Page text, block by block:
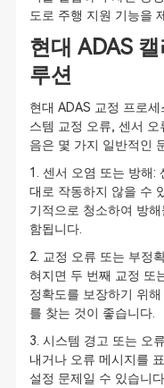
도로 주행 지원 기능을
현대 ADAS
루션
현대 ADAS 교정 프로
스템 교정 오류, 센서
음은 몇 가지 일반적인
1. 센서 오염 또는 방해:
대로 작동하지 않을 수
기적으로 청소하여 방
함됩니다.
2. 교정 오류 또는 부정
혀지면 두 번째 교정 또
정확도를 보장하기 위
를 찾는 것이 좋습니다.
3. 시스템 경고 또는 오
내거나 오류 메시지를
설정 문제일 수 있습니